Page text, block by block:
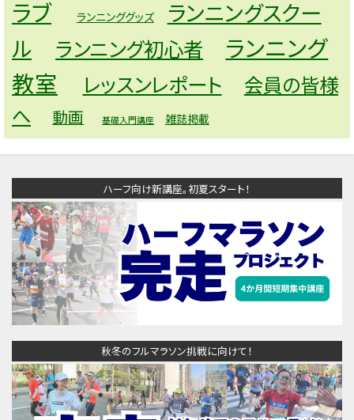
ラブ
ランニンググッズ
ランニングスクー
ル
ランニング初心者
ランニング
教室
レッスンレポート
会員の皆様
へ
動画 基礎入門講座 雑誌掲載
ハーフ向け新講座。初夏スタート！
秋冬のフルマラソン挑戦に向けて！